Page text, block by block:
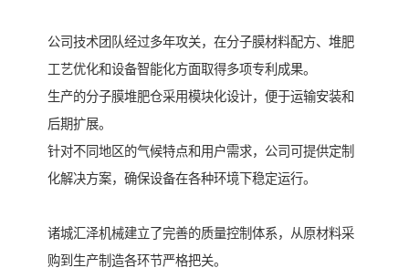
公司技术团队经过多年攻关，在分子膜材料配方、堆肥
工艺优化和设备智能化方面取得多项专利成果。
生产的分子膜堆肥仓采用模块化设计，便于运输安装和
后期扩展。
针对不同地区的气候特点和用户需求，公司可提供定制
化解决方案，确保设备在各种环境下稳定运行。
诸城汇泽机械建立了完善的质量控制体系，从原材料采
购到生产制造各环节严格把关。